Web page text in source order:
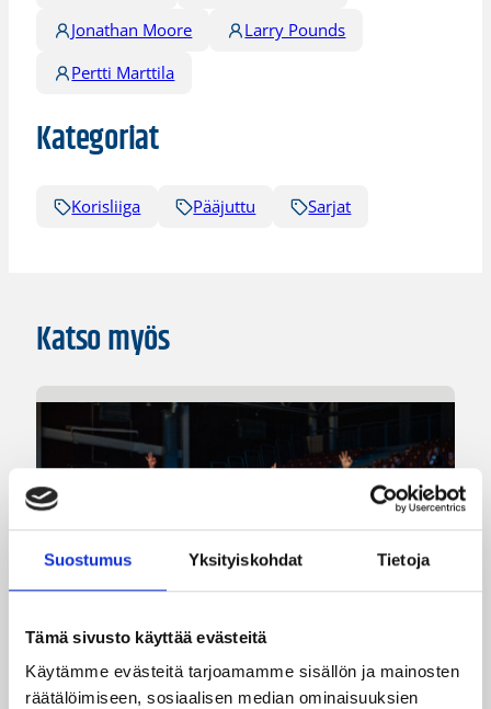
Suostumus Yksityiskohdat Tietoja
Tämä sivusto käyttää evästeitä
Käytämme evästeitä tarjoamamme sisällön ja mainosten
räätälöimiseen, sosiaalisen median ominaisuuksien
Jonathan Moore
Larry Pounds
Pertti Marttila
Kategoriat
Korisliiga Pääjuttu Sarjat
Katso myös